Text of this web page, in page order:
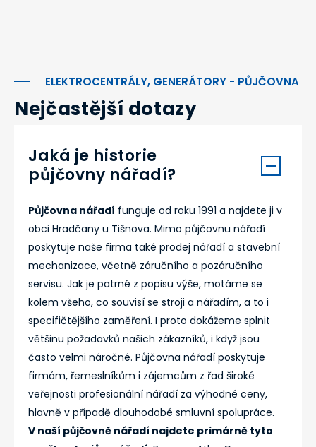
ELEKTROCENTRÁLY, GENERÁTORY - PŮJČOVNA
Nejčastější dotazy
Jaká je historie
půjčovny nářadí?
Půjčovna nářadí funguje od roku 1991 a najdete ji v
obci Hradčany u Tišnova. Mimo půjčovnu nářadí
poskytuje naše firma také prodej nářadí a stavební
mechanizace, včetně záručního a pozáručního
servisu. Jak je patrné z popisu výše, motáme se
kolem všeho, co souvisí se stroji a nářadím, a to i
specifičtějšího zaměření. I proto dokážeme splnit
většinu požadavků našich zákazníků, i když jsou
často velmi náročné. Půjčovna nářadí poskytuje
firmám, řemeslníkům i zájemcům z řad široké
veřejnosti profesionální nářadí za výhodné ceny,
hlavně v případě dlouhodobé smluvní spolupráce.
V naší půjčovně nářadí najdete primárně tyto